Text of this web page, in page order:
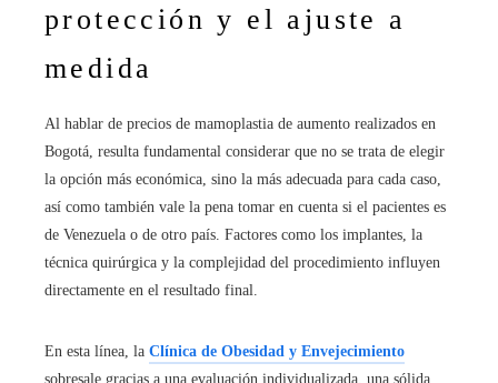
protección y el ajuste a
medida
Al hablar de precios de mamoplastia de aumento realizados en
Bogotá, resulta fundamental considerar que no se trata de elegir
la opción más económica, sino la más adecuada para cada caso,
así como también vale la pena tomar en cuenta si el pacientes es
de Venezuela o de otro país. Factores como los implantes, la
técnica quirúrgica y la complejidad del procedimiento influyen
directamente en el resultado final.
En esta línea, la Clínica de Obesidad y Envejecimiento
sobresale gracias a una evaluación individualizada, una sólida